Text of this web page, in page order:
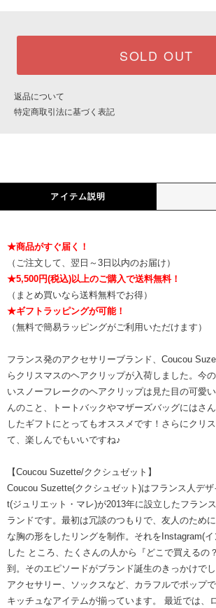
SOLD OUT
返品について
特定商取引法に基づく表記
アイテム説明
★商品がすぐ届く！
（ご注文して、翌日～3日以内のお届け）
★5,500円(税込)以上のご購入で送料無料！
（まとめ買いなら送料無料でお得）
★ギフトラッピングが可能！
（無料で簡易ラッピングがご利用いただけます）
フランス発のアクセサリーブランド、Coucou
らクリスマスのヘアクリップが入荷しました。今
いスノーフレークのヘアクリップは見た目の可愛
んのこと、トートバックやマザーズバッグにはさ
したギフトにとってもオススメです！さらにクリ
て、楽しんでもいいですね♪
【Coucou Suzette/ククシュゼット】
Coucou Suzette(ククシュゼット)はフランス人デ
t(ジュリエット・マレ)が2013年に設立したフラン
ランドです。最初は冗談のつもりで、友人のため
な胸の形をしたリングを制作。それをInstagram(
した ところ、たくさんの人から『どこで買えるの
到。そのエピソードがブランド誕生のきっかけで
アクセサリー、ソックスなど、カラフルでポップ
キッチュなアイテムが揃っています。 最近では、